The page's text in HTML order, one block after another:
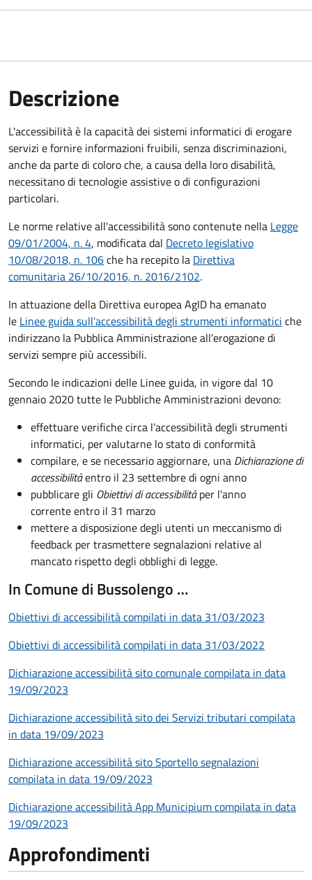
Descrizione
L'accessibilità è la capacità dei sistemi informatici di erogare
servizi e fornire informazioni fruibili, senza discriminazioni,
anche da parte di coloro che, a causa della loro disabilità,
necessitano di tecnologie assistive o di configurazioni
particolari.
Le norme relative all'accessibilità sono contenute nella Legge
09/01/2004, n. 4, modificata dal Decreto legislativo
10/08/2018, n. 106che ha recepito la Direttiva
comunitaria 26/10/2016, n. 2016/2102.
In attuazione della Direttiva europea AgID ha emanato
le Linee guida sull’accessibilità degli strumenti informatici che
indirizzano la Pubblica Amministrazione all’erogazione di
servizi sempre più accessibili.
Secondo le indicazioni delle Linee guida, in vigore dal 10
gennaio 2020 tutte le Pubbliche Amministrazioni devono:
effettuare verifiche circa l’accessibilità degli strumenti
informatici, per valutarne lo stato di conformità
compilare, e se necessario aggiornare, una Dichiarazione di
accessibilitàentro il 23 settembre di ogni anno
pubblicare gli Obiettivi di accessibilitàper l'anno
corrente entro il 31 marzo
mettere a disposizione degli utenti un meccanismo di
feedback per trasmettere segnalazioni relative al
mancato rispetto degli obblighi di legge.
In Comune di Bussolengo …
Obiettivi di accessibilità compilati in data 31/03/2023
Obiettivi di accessibilità compilati in data 31/03/2022
Dichiarazione accessibilità sito comunale compilata in data
19/09/2023
Dichiarazione accessibilità sito dei Servizi tributari compilata
in data 19/09/2023
Dichiarazione accessibilità sito Sportello segnalazioni
compilata in data 19/09/2023
Dichiarazione accessibilità App Municipium compilata in data
19/09/2023
Approfondimenti